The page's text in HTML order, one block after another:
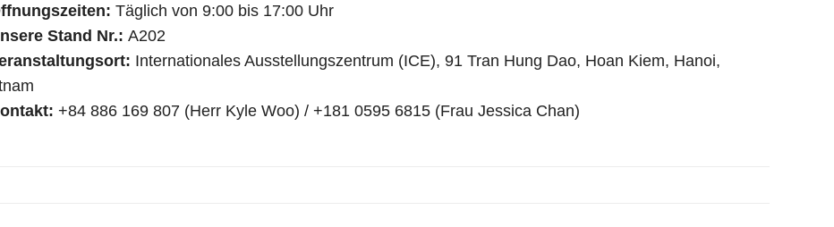
Täglich von 9:00 bis 17:00 Uhr
Stand Nr.: A202
Internationales Ausstellungszentrum (ICE), 91 Tran Hung Dao, Hoan Kiem, Hanoi,
+84 886 169 807 (Herr Kyle Woo) / +181 0595 6815 (Frau Jessica Chan)